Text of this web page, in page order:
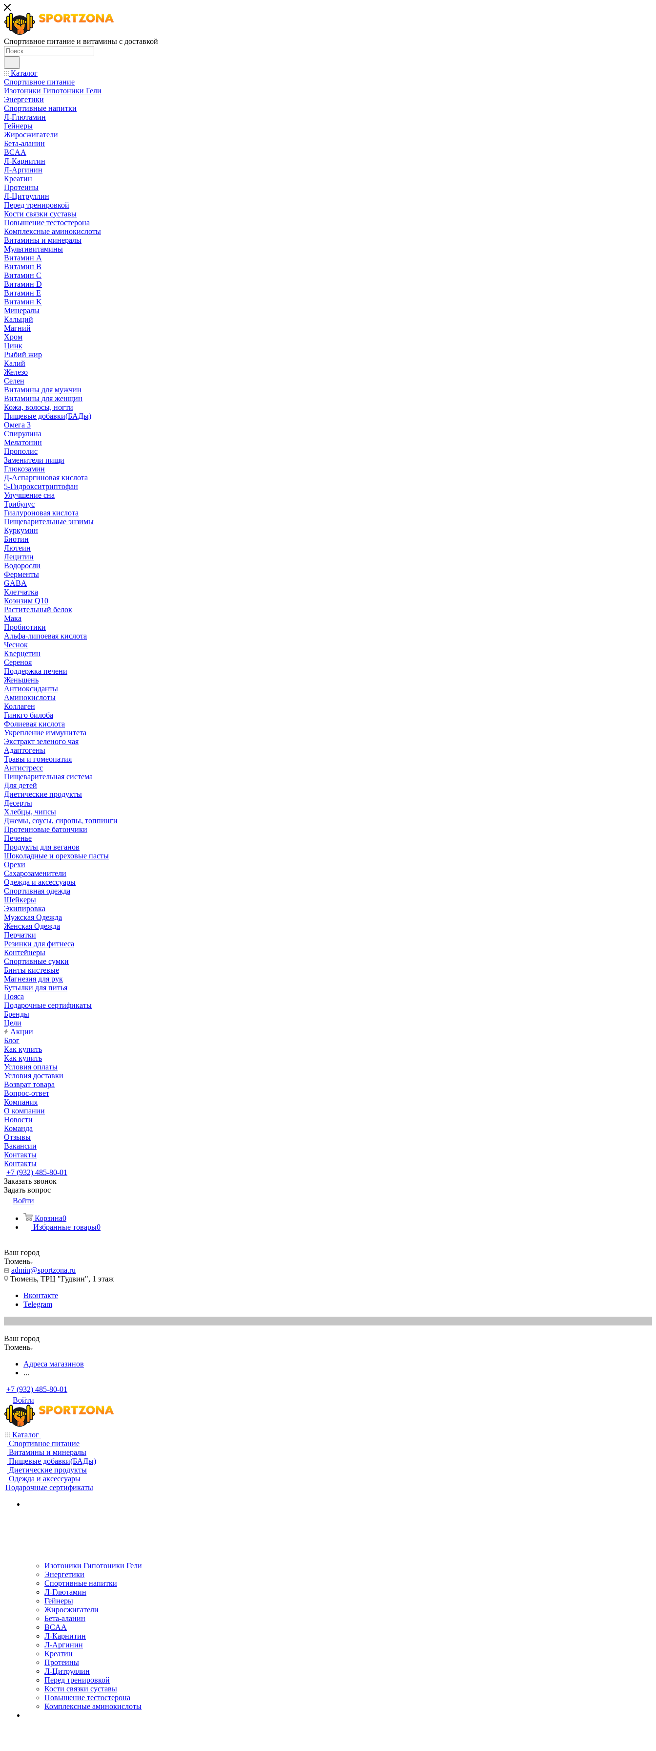
Спортивное питание и витамины с доставкой
Каталог
Спортивное питание
Изотоники Гипотоники Гели
Энергетики
Спортивные напитки
Л-Глютамин
Гейнеры
Жиросжигатели
Бета-аланин
BCAA
Л-Карнитин
Л-Аргинин
Креатин
Протеины
Л-Цитруллин
Перед тренировкой
Кости связки суставы
Повышение тестостерона
Комплексные аминокислоты
Витамины и минералы
Мультивитамины
Витамин A
Витамин B
Витамин C
Витамин D
Витамин E
Витамин K
Минералы
Кальций
Магний
Хром
Цинк
Рыбий жир
Калий
Железо
Селен
Витамины для мужчин
Витамины для женщин
Кожа, волосы, ногти
Пищевые добавки(БАДы)
Омега 3
Спирулина
Мелатонин
Прополис
Заменители пищи
Глюкозамин
Д-Аспаргиновая кислота
5-Гидрокситриптофан
Улучшение сна
Трибулус
Гиалуроновая кислота
Пищеварительные энзимы
Куркумин
Биотин
Лютеин
Лецитин
Водоросли
Ферменты
GABA
Клетчатка
Коэнзим Q10
Растительный белок
Мака
Пробиотики
Альфа-липоевая кислота
Чеснок
Кверцетин
Сереноя
Поддержка печени
Женьшень
Антиоксиданты
Аминокислоты
Коллаген
Гинкго билоба
Фолиевая кислота
Укрепление иммунитета
Экстракт зеленого чая
Адаптогены
Травы и гомеопатия
Антистресс
Пищеварительная система
Для детей
Диетические продукты
Десерты
Хлебцы, чипсы
Джемы, соусы, сиропы, топпинги
Протеиновые батончики
Печенье
Продукты для веганов
Шоколадные и ореховые пасты
Орехи
Сахарозаменители
Одежда и аксессуары
Спортивная одежда
Шейкеры
Экипировка
Мужская Одежда
Женская Одежда
Перчатки
Резинки для фитнеса
Контейнеры
Спортивные сумки
Бинты кистевые
Магнезия для рук
Бутылки для питья
Пояса
Подарочные сертификаты
Бренды
Цели
Акции
Блог
Как купить
Как купить
Условия оплаты
Условия доставки
Возврат товара
Вопрос-ответ
Компания
О компании
Новости
Команда
Отзывы
Вакансии
Контакты
Контакты
+7 (932) 485-80-01
Заказать звонок
Задать вопрос
Войти
Корзина0
Избранные товары0
Ваш город
Тюмень
admin@sportzona.ru
Тюмень, ТРЦ "Гудвин", 1 этаж
Вконтакте
Telegram
Ваш город
Тюмень
Адреса магазинов
...
+7 (932) 485-80-01
Войти
Каталог
Спортивное питание
Витамины и минералы
Пищевые добавки(БАДы)
Диетические продукты
Одежда и аксессуары
Подарочные сертификаты
Изотоники Гипотоники Гели
Энергетики
Спортивные напитки
Л-Глютамин
Гейнеры
Жиросжигатели
Бета-аланин
BCAA
Л-Карнитин
Л-Аргинин
Креатин
Протеины
Л-Цитруллин
Перед тренировкой
Кости связки суставы
Повышение тестостерона
Комплексные аминокислоты